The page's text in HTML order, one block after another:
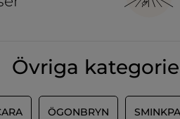
Övriga
ÖGONBRYN